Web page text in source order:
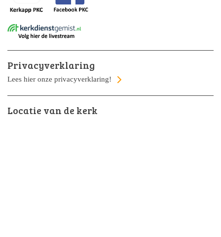
Privacyverklaring
Lees hier onze privacyverklaring!
Locatie van de kerk